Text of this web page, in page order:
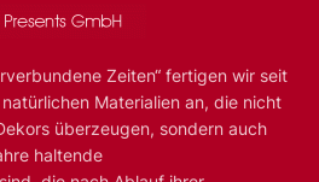
Zeiten“ fertigen wir seit
Materialien an, die nicht
überzeugen, sondern auch
haltende